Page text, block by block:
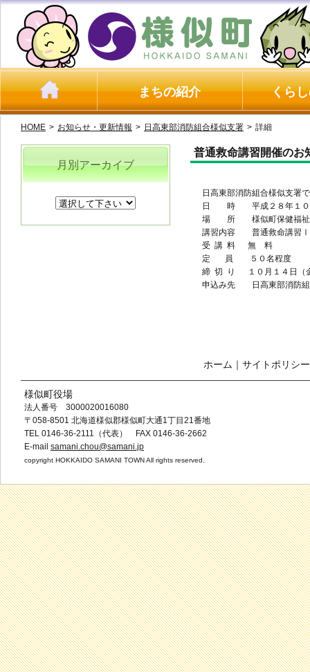
まちの紹介 くら
HOME > お知らせ・更新情報 > 日高東部消防組合様似支署 > 詳細
普通救命講習開催のお
日高東部消防組合様似支署
日 時 平成２８年１０月
場 所 様似町保健福祉
講習内容 普通救命講習Ⅰ
受 講 料
無 料
定 員 ５０名程度
締 切 り
１０月１４日（
申込み先 日高東部消防組
月別アーカイブ
ホーム ｜ サイトポリシー
様似町役場
法人番号 3000020016080
〒058-8501 北海道様似郡様似町大通1丁目21番地
TEL 0146-36-2111（代表） FAX 0146-36-2662
E-mail samani.chou@samani.jp
copyright HOKKAIDO SAMANI TOWN All rights reserved.